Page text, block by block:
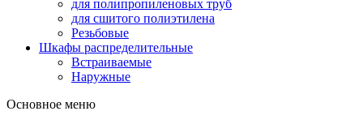
для полипропиленовых труб
для сшитого полиэтилена
Резьбовые
Шкафы распределительные
Встраиваемые
Наружные
Основное меню